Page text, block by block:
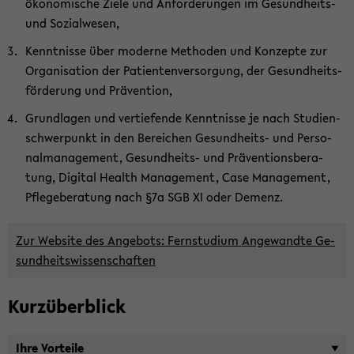
und So­zi­al­we­sen,
Kennt­nis­se über mo­der­ne Me­tho­den und Kon­zep­te zur
Or­ga­ni­sa­ti­on der Pa­ti­en­ten­ver­sor­gung, der Ge­sund­heits­
för­de­rung und Prä­ven­ti­on,
Grund­la­gen und ver­tie­fen­de Kennt­nis­se je nach Stu­di­en­
schwer­punkt in den Be­rei­chen Gesundheits-​ und Per­so­
nal­ma­nage­ment, Gesundheits-​ und Prä­ven­ti­ons­be­ra­
tung, Di­gi­tal Health Ma­nage­ment, Case Ma­nage­ment,
Pfle­ge­be­ra­tung nach §7a SGB XI oder De­menz.
Zur Web­site des An­ge­bots: Fern­stu­di­um An­ge­wand­te Ge­
sund­heits­wis­sen­schaf­ten
Kurz­über­blick
Ihre Vor­tei­le